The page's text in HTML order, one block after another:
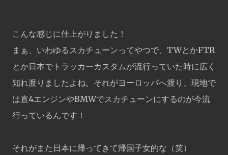
こんな感じに仕上がりました！
まぁ、いわゆるスカチューンってやつで、TWとかFTR
とか日本でトラッカーカスタムが流行っていた時に広く
知れ渡りましたよね。それがヨーロッパへ渡り、現地で
は直4エンジンやBMWでスカチューンにするのが今流
行っているんです！
それがまた日本に帰ってきて帰国子女的な（笑）